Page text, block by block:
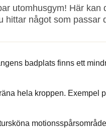
utomhusgym! Här kan
hittar något som passar
badplats finns ett
hela kroppen. Exempel